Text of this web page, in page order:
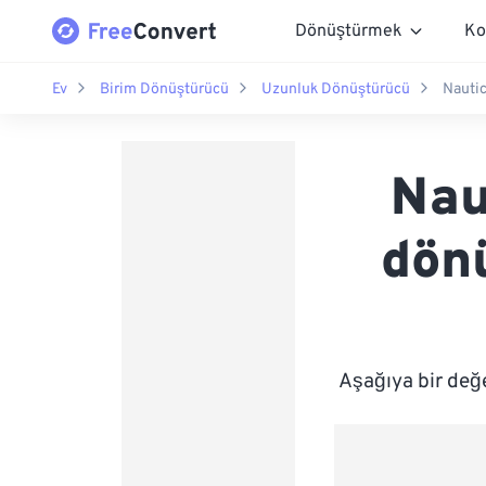
Dönüştürmek
Ev Birim Dönüştürücü Uzunluk Dönüştürücü
Aşağıya bir